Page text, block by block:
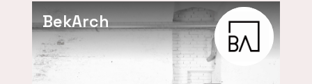
BekArch